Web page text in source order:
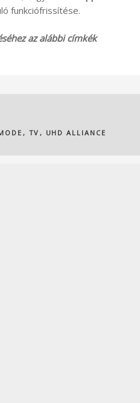
funkciófrissítése.
az alábbi címkék
, TV , UHD ALLIANCE